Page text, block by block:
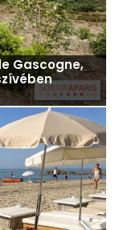
Gascogne,